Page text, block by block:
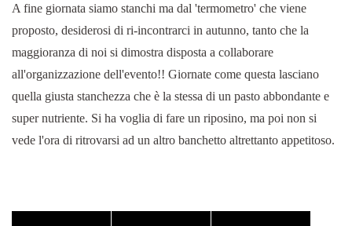
A fine giornata siamo stanchi ma dal 'termometro' che viene
proposto, desiderosi di ri-incontrarci in autunno, tanto che la
maggioranza di noi si dimostra disposta a collaborare
all'organizzazione dell'evento!! Giornate come questa lasciano
quella giusta stanchezza che è la stessa di un pasto abbondante e
super nutriente. Si ha voglia di fare un riposino, ma poi non si
vede l'ora di ritrovarsi ad un altro banchetto altrettanto appetitoso.